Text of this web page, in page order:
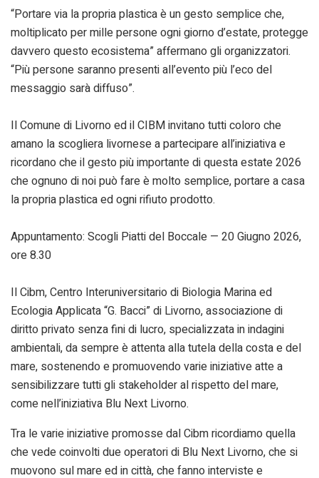
“Portare via la propria plastica è un gesto semplice che,
moltiplicato per mille persone ogni giorno d’estate, protegge
davvero questo ecosistema” affermano gli organizzatori.
“Più persone saranno presenti all’evento più l’eco del
messaggio sarà diffuso”.
Il Comune di Livorno ed il CIBM invitano tutti coloro che
amano la scogliera livornese a partecipare all’iniziativa e
ricordano che il gesto più importante di questa estate 2026
che ognuno di noi può fare è molto semplice, portare a casa
la propria plastica ed ogni rifiuto prodotto.
Appuntamento: Scogli Piatti del Boccale — 20 Giugno 2026,
ore 8.30
Il Cibm, Centro Interuniversitario di Biologia Marina ed
Ecologia Applicata “G. Bacci” di Livorno, associazione di
diritto privato senza fini di lucro, specializzata in indagini
ambientali, da sempre è attenta alla tutela della costa e del
mare, sostenendo e promuovendo varie iniziative atte a
sensibilizzare tutti gli stakeholder al rispetto del mare,
come nell’iniziativa Blu Next Livorno.
Tra le varie iniziative promosse dal Cibm ricordiamo quella
che vede coinvolti due operatori di Blu Next Livorno, che si
muovono sul mare ed in città, che fanno interviste e